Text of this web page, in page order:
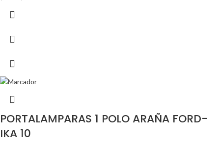
PORTALAMPARAS 1 POLO ARAÑA FORD-
IKA 10